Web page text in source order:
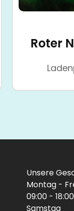
Roter
Unsere
Montag -
09:00 -
Samstag